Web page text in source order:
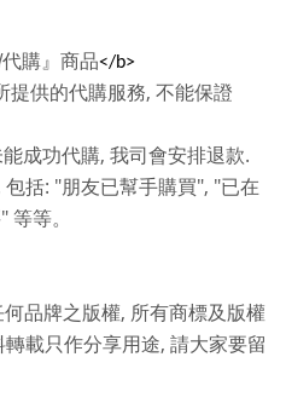
代購』商品</b>
提供的代購服務, 不能保證
能成功代購, 我司會安排退款.
包括: "朋友已幫手購買", "已在
" 等等。
品牌之版權, 所有商標及版權
轉載只作分享用途, 請大家要留